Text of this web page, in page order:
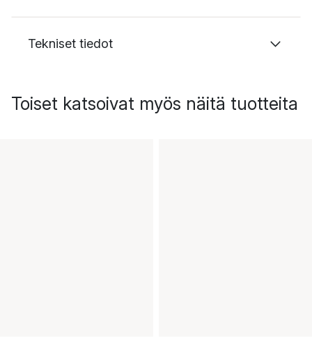
Tekniset tiedot
Toiset katsoivat myös näitä tuotteita